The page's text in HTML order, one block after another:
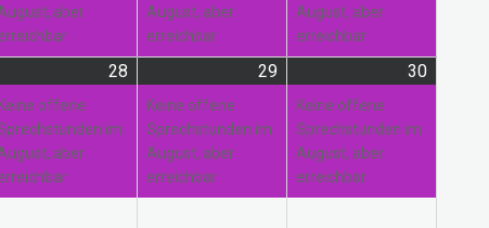
aber
August, aber
erreichbar
August, aber
erreichbar
28
August
2026
Veranstaltung)
Keine offene
im
aber
29
August
2026
Veranstaltung)
Keine offene
Sprechstunden im
August, aber
erreichbar
30
Keine offene
Sprechstunden im
August, aber
erreichbar